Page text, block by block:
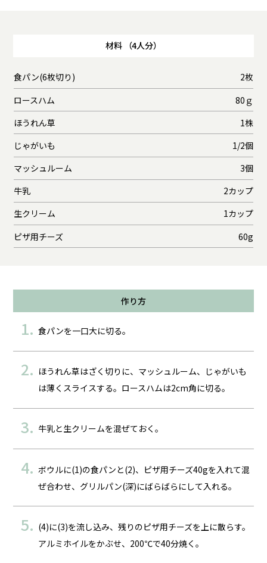
材料 （4人分）
食パン(6枚切り)
2枚
ロースハム
80ｇ
ほうれん草
1株
じゃがいも
1/2個
マッシュルーム
3個
牛乳
2カップ
生クリーム
1カップ
ピザ用チーズ
60g
作り方
食パンを一口大に切る。
ほうれん草はざく切りに、マッシュルーム、じゃがいも
は薄くスライスする。ロースハムは2cm角に切る。
牛乳と生クリームを混ぜておく。
ボウルに(1)の食パンと(2)、ピザ用チーズ40gを入れて混
ぜ合わせ、グリルパン(深)にばらばらにして入れる。
(4)に(3)を流し込み、残りのピザ用チーズを上に散らす。
アルミホイルをかぶせ、200℃で40分焼く。